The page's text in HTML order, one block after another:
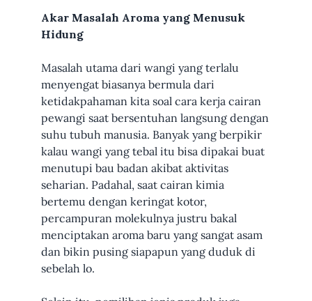
Akar Masalah Aroma yang Menusuk
Hidung
Masalah utama dari wangi yang terlalu
menyengat biasanya bermula dari
ketidakpahaman kita soal cara kerja cairan
pewangi saat bersentuhan langsung dengan
suhu tubuh manusia. Banyak yang berpikir
kalau wangi yang tebal itu bisa dipakai buat
menutupi bau badan akibat aktivitas
seharian. Padahal, saat cairan kimia
bertemu dengan keringat kotor,
percampuran molekulnya justru bakal
menciptakan aroma baru yang sangat asam
dan bikin pusing siapapun yang duduk di
sebelah lo.